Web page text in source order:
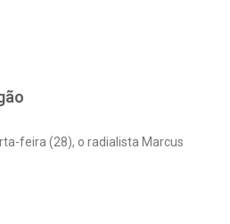
feira (28), o radialista Marcus